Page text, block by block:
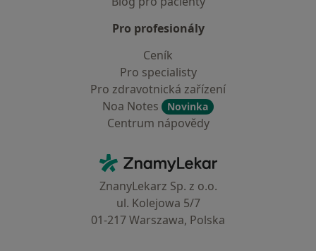
Pro profesionály
Ceník
Pro specialisty
Pro zdravotnická zařízení
Noa Notes
Novinka
Centrum nápovědy
ZnamyLekar - Hlavní stránka
ZnanyLekarz Sp. z o.o.
ul. Kolejowa 5/7
01-217 Warszawa, Polska